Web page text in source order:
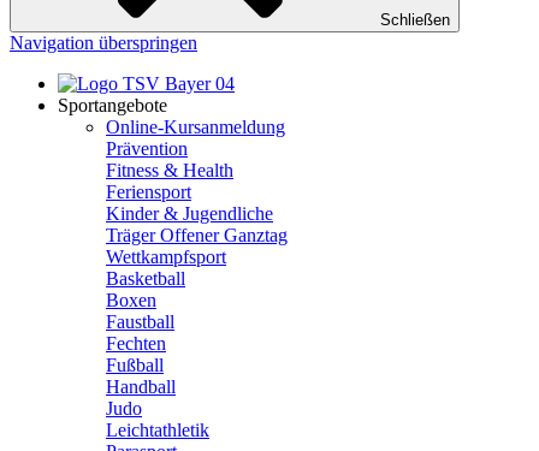
Schließen
Navigation überspringen
Sportangebote
Online-Kursanmeldung
Prävention
Fitness & Health
Feriensport
Kinder & Jugendliche
Träger Offener Ganztag
Wettkampfsport
Basketball
Boxen
Faustball
Fechten
Fußball
Handball
Judo
Leichtathletik